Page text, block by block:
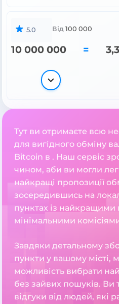
5.0 Від 100 000
10 000 000 =
Тут ви отримаєте всю
для вигідного обміну
Bitcoin в . Наш сервіс
чином, аби ви могли
найкращі пропозиції
зосередившись на
пунктах із найкращими
мінімальними
Завдяки детальному
пункти у вашому місті,
можливість вибрати
без зайвих пошуків. Ви
відгуки від людей, які